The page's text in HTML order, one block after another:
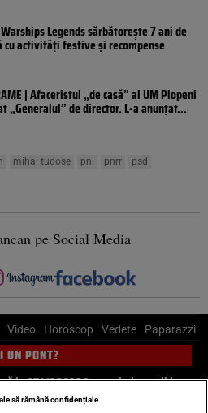
Legends sărbătorește 7 ani de
activități festive și recompense
| Afaceristul „de casă” al UM Plopeni
„Generalul” de director. L-a anunțat...
mihai tudose pnl pnrr
psd
pe Social Media
Video Horoscop Vedete Paparazzi
UN PONT?
la 0741226226 sau trimite mail la
să rămână confidențiale